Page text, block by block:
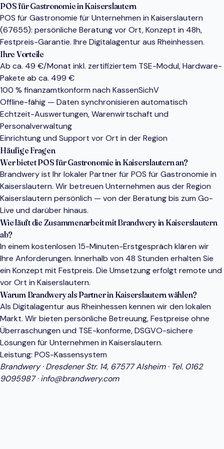
POS für Gastronomie in Kaiserslautern
POS für Gastronomie für Unternehmen in Kaiserslautern
(67655): persönliche Beratung vor Ort, Konzept in 48h,
Festpreis-Garantie. Ihre Digitalagentur aus Rheinhessen.
Ihre Vorteile
Ab ca. 49 €/Monat inkl. zertifiziertem TSE-Modul, Hardware-
Pakete ab ca. 499 €
100 % finanzamtkonform nach KassenSichV
Offline-fähig — Daten synchronisieren automatisch
Echtzeit-Auswertungen, Warenwirtschaft und
Personalverwaltung
Einrichtung und Support vor Ort in der Region
Häufige Fragen
Wer bietet POS für Gastronomie in Kaiserslautern an?
Brandwery ist Ihr lokaler Partner für POS für Gastronomie in
Kaiserslautern. Wir betreuen Unternehmen aus der Region
Kaiserslautern persönlich — von der Beratung bis zum Go-
Live und darüber hinaus.
Wie läuft die Zusammenarbeit mit Brandwery in Kaiserslautern
ab?
In einem kostenlosen 15-Minuten-Erstgespräch klären wir
Ihre Anforderungen. Innerhalb von 48 Stunden erhalten Sie
ein Konzept mit Festpreis. Die Umsetzung erfolgt remote und
vor Ort in Kaiserslautern.
Warum Brandwery als Partner in Kaiserslautern wählen?
Als Digitalagentur aus Rheinhessen kennen wir den lokalen
Markt. Wir bieten persönliche Betreuung, Festpreise ohne
Überraschungen und TSE-konforme, DSGVO-sichere
Lösungen für Unternehmen in Kaiserslautern.
Leistung: POS-Kassensystem
Brandwery · Dresdener Str. 14, 67577 Alsheim · Tel. 0162
9095987·info@brandwery.com